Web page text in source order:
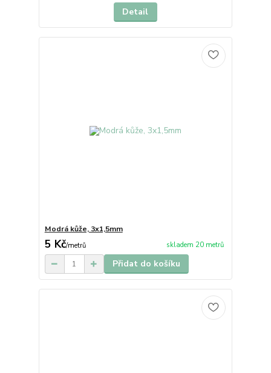
Detail
Modrá kůže, 3x1,5mm
5 Kč/metrů skladem 20 metrů
Přidat do košíku